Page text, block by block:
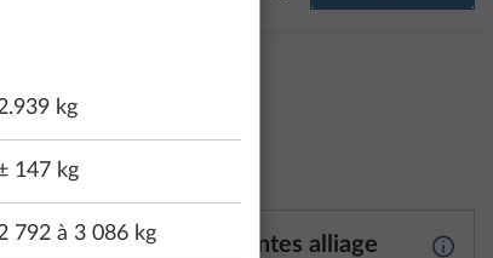
Plus d’informations
Jantes alliage
Plus
kg
147 kg
792 à 3 086 kg